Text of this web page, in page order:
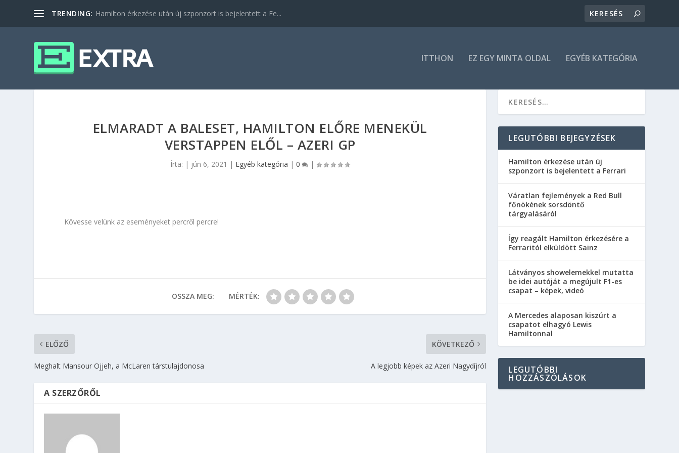
TRENDING: Hamilton érkezése után új szponzort is bejelentett a Fe...
ITTHON EZ EGY MINTA OLDAL EGYÉB KATEGÓRIA
ELMARADT A BALESET, HAMILTON ELŐRE MENEKÜL
VERSTAPPEN ELŐL – AZERI GP
Írta: | jún 6, 2021 | Egyéb kategória |0 |
Kövesse velünk az eseményeket percről percre!
OSSZA MEG: MÉRTÉK:
ELŐZŐ
Meghalt Mansour Ojjeh, a McLaren társtulajdonosa
KÖVETKEZŐ
A legjobb képek az Azeri Nagydíjról
A SZERZŐRŐL
LEGUTÓBBI BEJEGYZÉSEK
Hamilton érkezése után új
szponzort is bejelentett a Ferrari
Váratlan fejlemények a Red Bull
főnökének sorsdöntő
tárgyalásáról
Így reagált Hamilton érkezésére a
Ferraritól elküldött Sainz
Látványos showelemekkel mutatta
be idei autóját a megújult F1-es
csapat – képek, videó
A Mercedes alaposan kiszúrt a
csapatot elhagyó Lewis
Hamiltonnal
LEGUTÓBBI
HOZZÁSZÓLÁSOK